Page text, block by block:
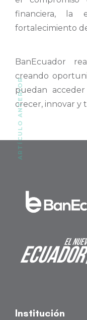
financiera, la
fortalecimiento
BanEcuador
creando
puedan
crecer, innovar y
ARTÍCULO ANTERIOR
Institución